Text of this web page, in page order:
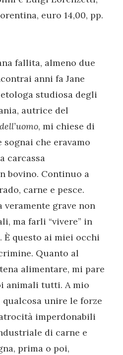
euro 14,00, pp.
fallita, almeno due
anni fa Jane
studiosa degli
autrice del
, mi chiese di
che eravamo
carcassa
bovino. Continuo a
carne e pesce.
veramente grave non
ma farli “vivere” in
questo ai miei occhi
Quanto al
alimentare, mi pare
animali tutti. A mio
qualcosa unire le forze
imperdonabili
di carne e
prima o poi,